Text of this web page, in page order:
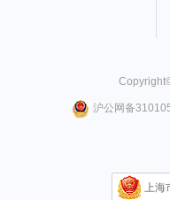
沪公网备
上海